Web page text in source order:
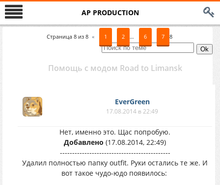
AP PRODUCTION
Страница 8из 8 « 1 2 … 6 7 8
Помощь с модом Road to Limansk
EverGreen
17.08.2014 в 22:49
Нет, именно это. Щас попробую.
Добавлено (17.08.2014, 22:49)
---------------------------------------------
Удалил полностью папку outfit. Руки остались те же. И
вот такое чудо-юдо появилось: